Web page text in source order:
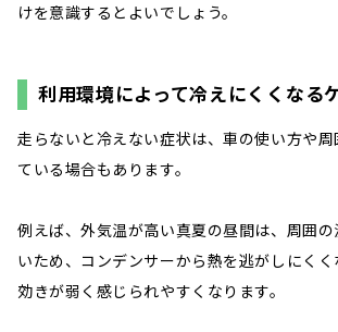
けを意識するとよいでしょう。
利用環境によって冷えにくくなる
走らないと冷えない症状は、車の使い方や
ている場合もあります。
例えば、外気温が高い真夏の昼間は、周囲
いため、コンデンサーから熱を逃がしにく
効きが弱く感じられやすくなります。